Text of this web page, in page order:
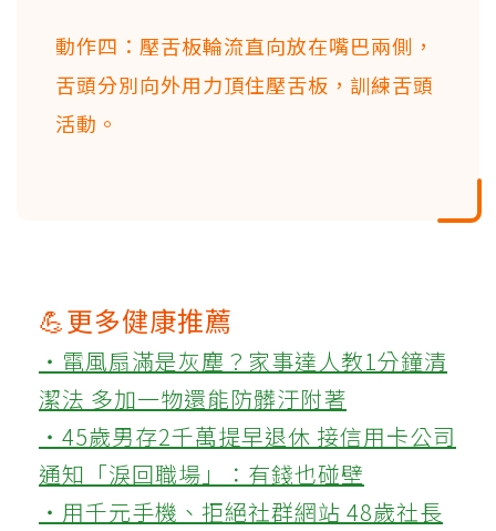
動作四：壓舌板輪流直向放在嘴巴兩側，
舌頭分別向外用力頂住壓舌板，訓練舌頭
活動。
💪更多健康推薦
‧電風扇滿是灰塵？家事達人教1分鐘清
潔法 多加一物還能防髒汙附著
‧45歲男存2千萬提早退休 接信用卡公司
通知「淚回職場」：有錢也碰壁
‧用千元手機、拒絕社群網站 48歲社長